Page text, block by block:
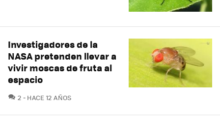
Investigadores de la
NASA pretenden llevar a
vivir moscas de fruta al
espacio
2 COMENTARIOS
HACE 12 AÑOS